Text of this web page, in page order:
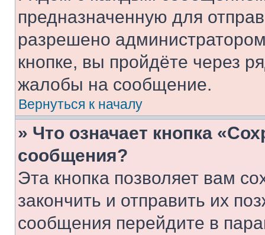
предназначенную для
разрешено
кнопке, вы пройдёте через
жалобы на сообщение.
Вернуться к началу
» Что означает кнопка
сообщения?
Эта кнопка позволяет вам
закончить и отправить их
сообщения перейдите в